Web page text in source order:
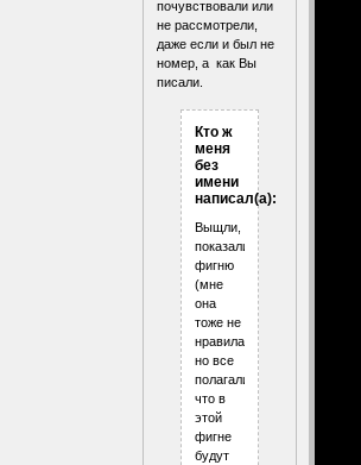
почувствовали или
не рассмотрели,
даже если и был не
номер, а как Вы
писали.
Кто ж
меня
без
имени
написал(а):
Выщли,
показали
фигню
(мне
она
тоже не
нравилась),
но все
полагали
что в
этой
фигне
будут